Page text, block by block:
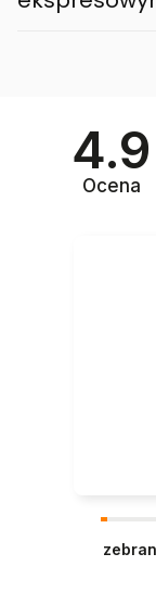
4.9
Ocena